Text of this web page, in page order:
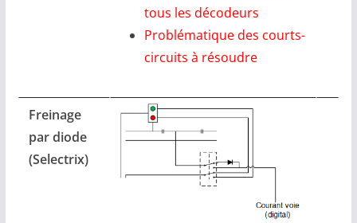
tous les décodeurs
Problématique des courts-
circuits à résoudre
Freinage
par diode
(Selectrix)